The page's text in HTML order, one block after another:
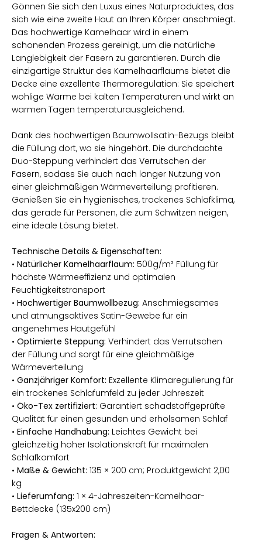
Gönnen Sie sich den Luxus eines Naturproduktes, das
sich wie eine zweite Haut an Ihren Körper anschmiegt.
Das hochwertige Kamelhaar wird in einem
schonenden Prozess gereinigt, um die natürliche
Langlebigkeit der Fasern zu garantieren. Durch die
einzigartige Struktur des Kamelhaarflaums bietet die
Decke eine exzellente Thermoregulation: Sie speichert
wohlige Wärme bei kalten Temperaturen und wirkt an
warmen Tagen temperaturausgleichend.
Dank des hochwertigen Baumwollsatin-Bezugs bleibt
die Füllung dort, wo sie hingehört. Die durchdachte
Duo-Steppung verhindert das Verrutschen der
Fasern, sodass Sie auch nach langer Nutzung von
einer gleichmäßigen Wärmeverteilung profitieren.
Genießen Sie ein hygienisches, trockenes Schlafklima,
das gerade für Personen, die zum Schwitzen neigen,
eine ideale Lösung bietet.
Technische Details & Eigenschaften:
• Natürlicher Kamelhaarflaum: 500g/m² Füllung für
höchste Wärmeeffizienz und optimalen
Feuchtigkeitstransport
• Hochwertiger Baumwollbezug: Anschmiegsames
und atmungsaktives Satin-Gewebe für ein
angenehmes Hautgefühl
• Optimierte Steppung: Verhindert das Verrutschen
der Füllung und sorgt für eine gleichmäßige
Wärmeverteilung
• Ganzjähriger Komfort: Exzellente Klimaregulierung für
ein trockenes Schlafumfeld zu jeder Jahreszeit
• Öko-Tex zertifiziert: Garantiert schadstoffgeprüfte
Qualität für einen gesunden und erholsamen Schlaf
• Einfache Handhabung: Leichtes Gewicht bei
gleichzeitig hoher Isolationskraft für maximalen
Schlafkomfort
• Maße & Gewicht: 135 × 200 cm; Produktgewicht 2,00
kg
• Lieferumfang: 1 × 4-Jahreszeiten-Kamelhaar-
Bettdecke (135x200 cm)
Fragen & Antworten: